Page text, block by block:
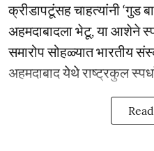
क्रीडापटूंसह चाहत्यांनी ‘गुड
अहमदाबादला भेटू, या आशेने
समारोप सोहळ्यात भारतीय
अहमदाबाद येथे राष्ट्रकुल